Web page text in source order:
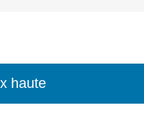
haute